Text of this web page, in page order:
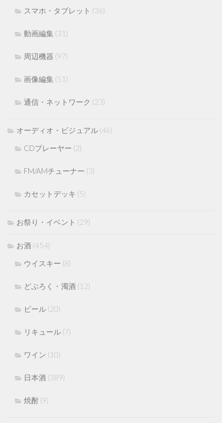
スマホ・タブレット (36)
動画編集 (31)
周辺機器 (97)
画像編集 (51)
通信・ネットワーク (23)
オーディオ・ビジュアル (46)
CDプレーヤー (2)
FM/AMチューナー (3)
カセットデッキ (5)
お祭り・イベント (29)
お酒 (454)
ウイスキー (8)
どぶろく・濁酒 (12)
ビール (20)
リキュール (7)
ワイン (10)
日本酒 (389)
焼酎 (9)